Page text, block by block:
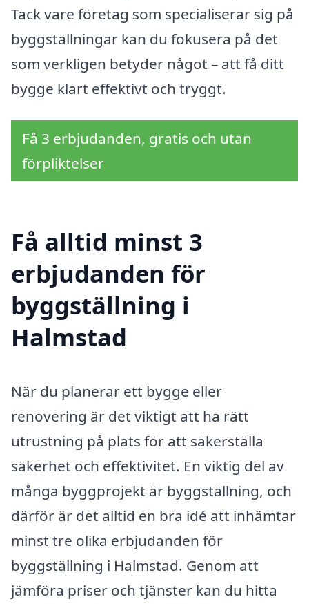
Tack vare företag som specialiserar sig på
byggställningar kan du fokusera på det
som verkligen betyder något – att få ditt
bygge klart effektivt och tryggt.
Få 3 erbjudanden, gratis och utan
förpliktelser
Få alltid minst 3
erbjudanden för
byggställning i
Halmstad
När du planerar ett bygge eller
renovering är det viktigt att ha rätt
utrustning på plats för att säkerställa
säkerhet och effektivitet. En viktig del av
många byggprojekt är byggställning, och
därför är det alltid en bra idé att inhämtar
minst tre olika erbjudanden för
byggställning i Halmstad. Genom att
jämföra priser och tjänster kan du hitta